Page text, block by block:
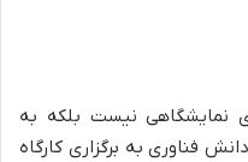
نمایشگاهی نیست بلکه به
فناوری به برگزاری کارگاه